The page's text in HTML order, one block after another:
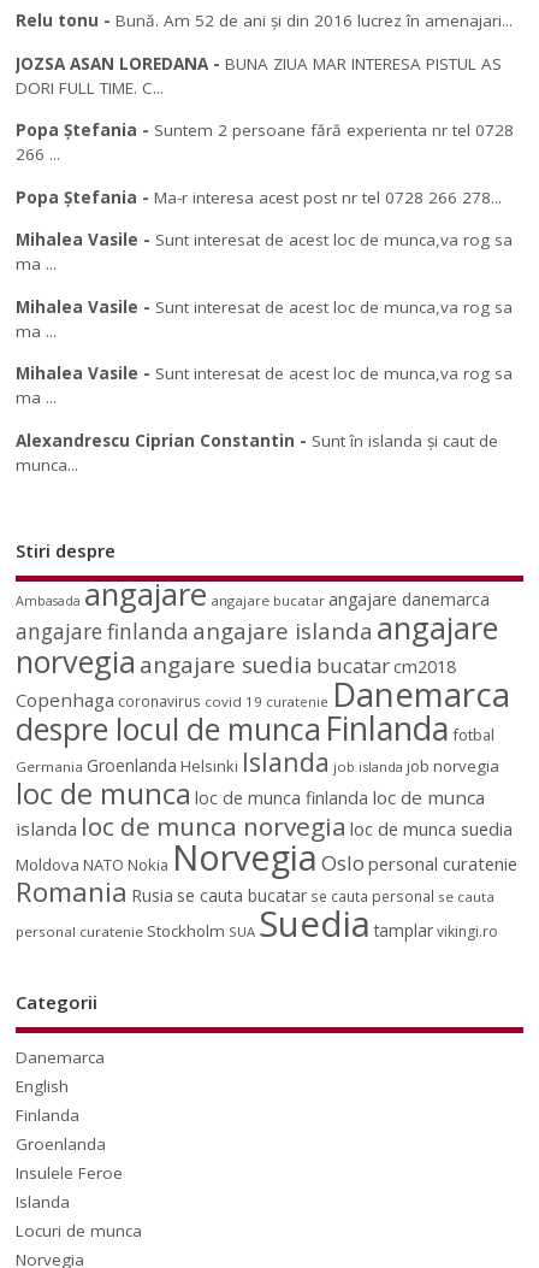
Relu tonu -Bună. Am 52 de ani și din 2016 lucrez în amenajari...
JOZSA ASAN LOREDANA-BUNA ZIUA MAR INTERESA PISTUL AS
DORI FULL TIME. C...
Popa Ștefania - Suntem 2 persoane fără experienta nr tel 0728
266 ...
Popa Ștefania -Ma-r interesa acest post nr tel 0728 266 278...
Mihalea Vasile - Sunt interesat de acest loc de munca,va rog sa
ma ...
Mihalea Vasile - Sunt interesat de acest loc de munca,va rog sa
ma ...
Mihalea Vasile - Sunt interesat de acest loc de munca,va rog sa
ma ...
Alexandrescu Ciprian Constantin - Sunt în islanda și caut de
munca...
Stiri despre
Ambasada angajare angajare bucatar angajare danemarca
angajare finlanda angajare islanda angajare
norvegia angajare suedia bucatarcm2018
Copenhaga coronavirus covid 19 curatenie Danemarca
despre locul de munca Finlanda fotbal
Germania Groenlanda Helsinki Islanda job islanda job norvegia
loc de munca loc de munca finlanda loc de munca
islanda loc de munca norvegia loc de munca suedia
Moldova NATO Nokia NorvegiaOslo personal curatenie
Romania Rusia se cauta bucatar se cauta personal se cauta
personal curatenie Stockholm SUA Suedia tamplar vikingi.ro
Categorii
Danemarca
English
Finlanda
Groenlanda
Insulele Feroe
Islanda
Locuri de munca
Norvegia